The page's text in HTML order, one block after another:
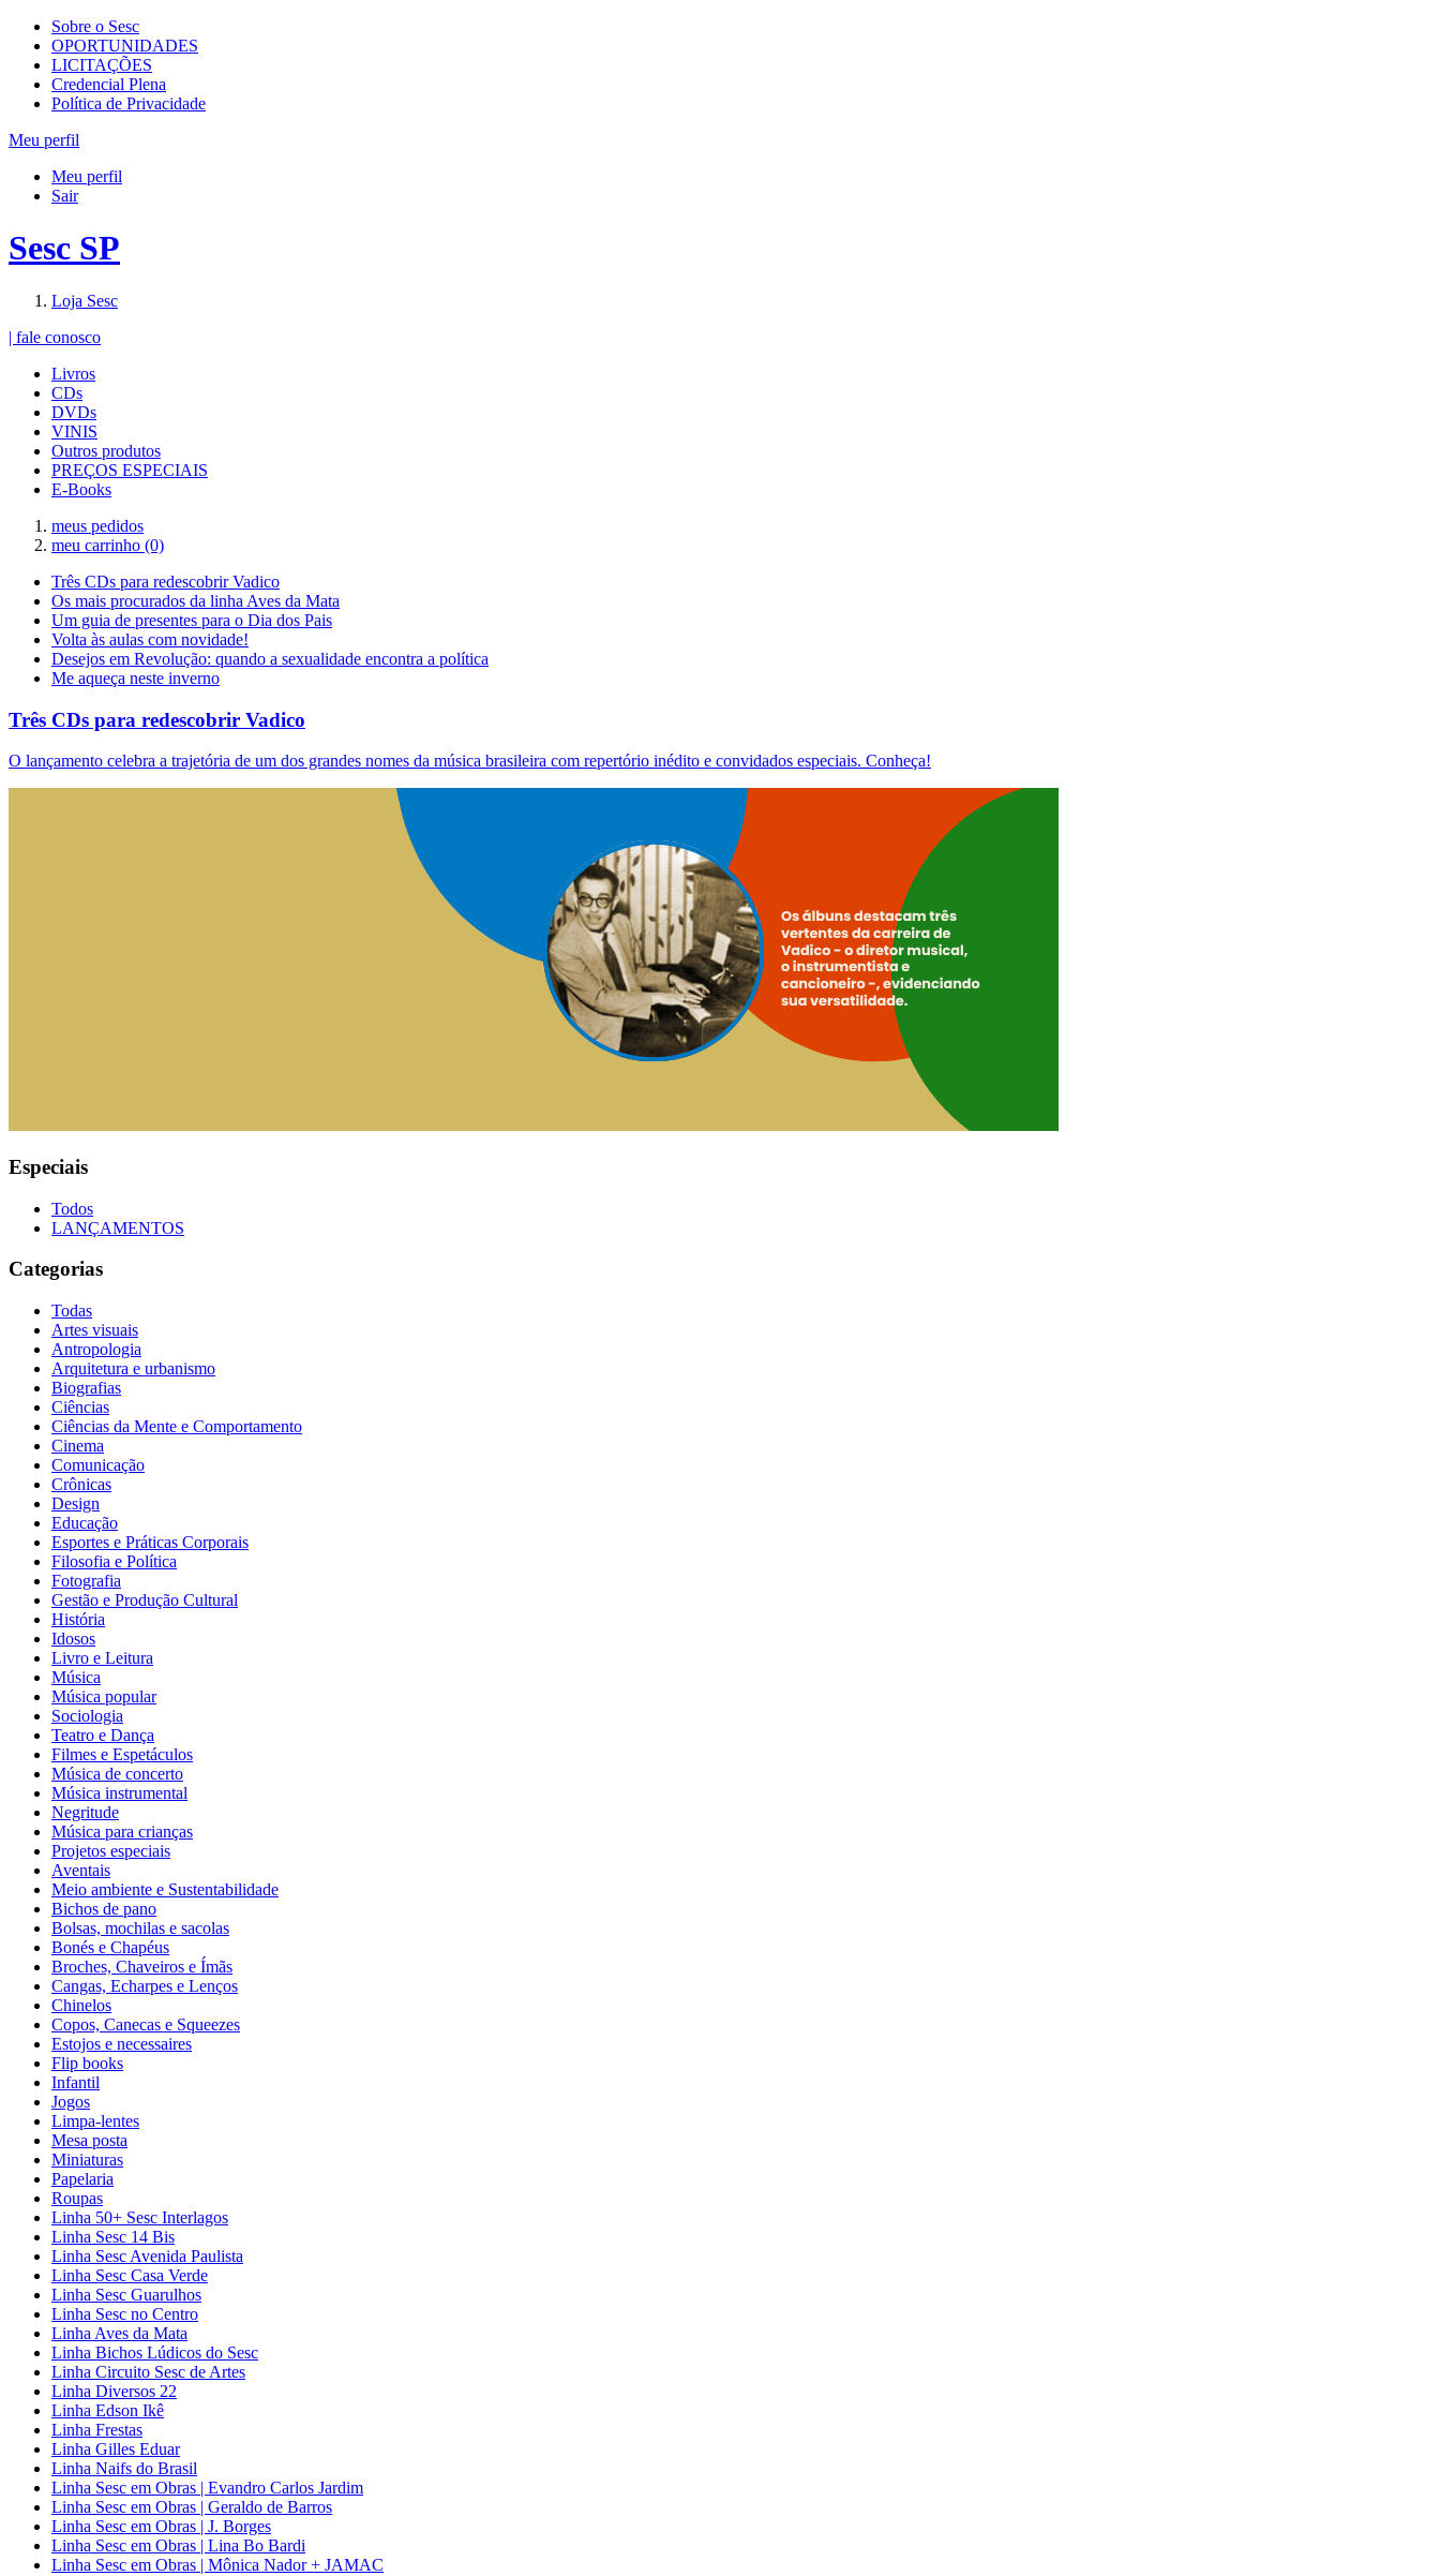
Sobre o Sesc
OPORTUNIDADES
LICITAÇÕES
Credencial Plena
Política de Privacidade
Meu perfil
Meu perfil
Sair
Sesc SP
Loja Sesc
| fale conosco
Livros
CDs
DVDs
VINIS
Outros produtos
PREÇOS ESPECIAIS
E-Books
meus pedidos
meu carrinho (0)
Três CDs para redescobrir Vadico
Os mais procurados da linha Aves da Mata
Um guia de presentes para o Dia dos Pais
Volta às aulas com novidade!
Desejos em Revolução: quando a sexualidade encontra a política
Me aqueça neste inverno
Três CDs para redescobrir Vadico
O lançamento celebra a trajetória de um dos grandes nomes da música brasileira com repertório inédito e convidados especiais. Conheça!
Especiais
Todos
LANÇAMENTOS
Categorias
Todas
Artes visuais
Antropologia
Arquitetura e urbanismo
Biografias
Ciências
Ciências da Mente e Comportamento
Cinema
Comunicação
Crônicas
Design
Educação
Esportes e Práticas Corporais
Filosofia e Política
Fotografia
Gestão e Produção Cultural
História
Idosos
Livro e Leitura
Música
Música popular
Sociologia
Teatro e Dança
Filmes e Espetáculos
Música de concerto
Música instrumental
Negritude
Música para crianças
Projetos especiais
Aventais
Meio ambiente e Sustentabilidade
Bichos de pano
Bolsas, mochilas e sacolas
Bonés e Chapéus
Broches, Chaveiros e Ímãs
Cangas, Echarpes e Lenços
Chinelos
Copos, Canecas e Squeezes
Estojos e necessaires
Flip books
Infantil
Jogos
Limpa-lentes
Mesa posta
Miniaturas
Papelaria
Roupas
Linha 50+ Sesc Interlagos
Linha Sesc 14 Bis
Linha Sesc Avenida Paulista
Linha Sesc Casa Verde
Linha Sesc Guarulhos
Linha Sesc no Centro
Linha Aves da Mata
Linha Bichos Lúdicos do Sesc
Linha Circuito Sesc de Artes
Linha Diversos 22
Linha Edson Ikê
Linha Frestas
Linha Gilles Eduar
Linha Naifs do Brasil
Linha Sesc em Obras | Evandro Carlos Jardim
Linha Sesc em Obras | Geraldo de Barros
Linha Sesc em Obras | J. Borges
Linha Sesc em Obras | Lina Bo Bardi
Linha Sesc em Obras | Mônica Nador + JAMAC